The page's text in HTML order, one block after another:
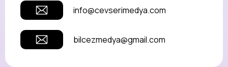
info@cevserimedya.com
bilcezmedya@gmail.com